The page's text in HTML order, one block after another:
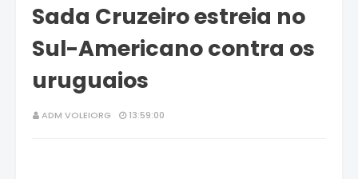
Sada Cruzeiro estreia no
Sul-Americano contra os
uruguaios
ADM VOLEIORG 13:59:00